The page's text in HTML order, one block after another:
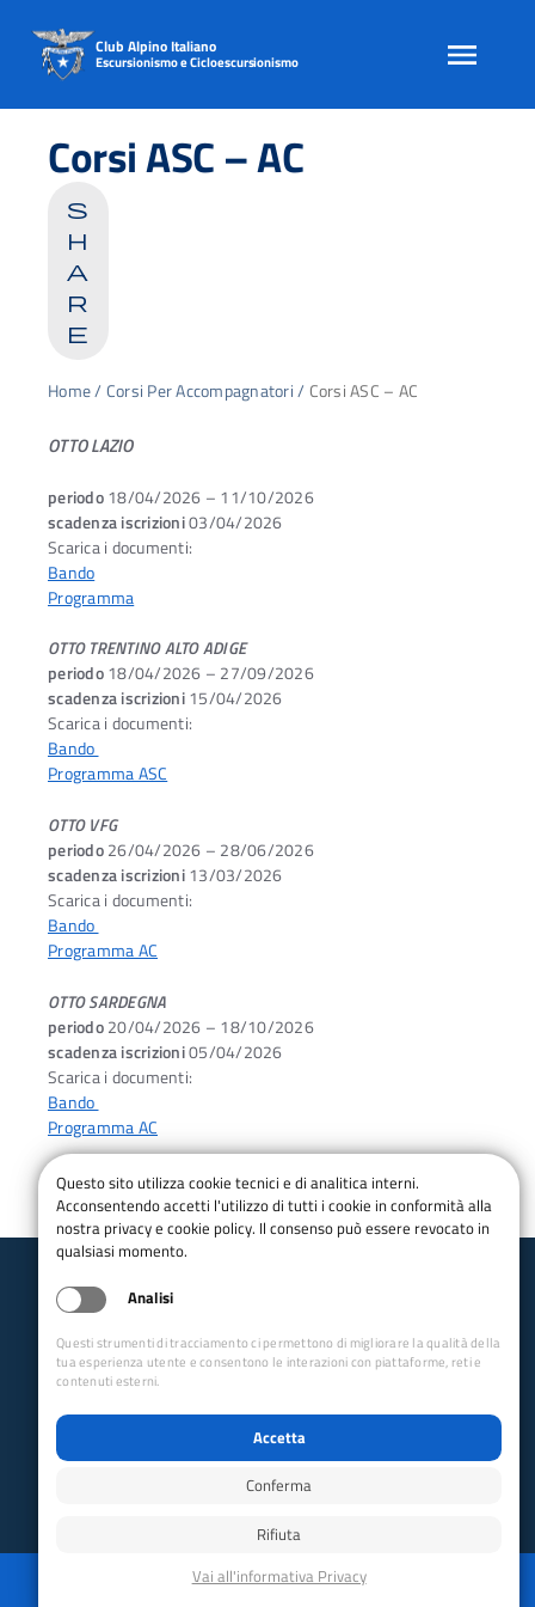
content
Club Alpino Italiano
Escursionismo e Cicloescursionismo
Corsi ASC – AC
s
h
a
r
e
Home/Corsi Per Accompagnatori/ Corsi ASC – AC
OTTO LAZIO
periodo18/04/2026 – 11/10/2026
scadenza iscrizioni03/04/2026
Scarica i documenti:
Bando
Programma
OTTO TRENTINO ALTO ADIGE
periodo18/04/2026 – 27/09/2026
scadenza iscrizioni15/04/2026
Scarica i documenti:
Bando
Programma ASC
OTTO VFG
periodo26/04/2026 – 28/06/2026
scadenza iscrizioni13/03/2026
Scarica i documenti:
Bando
Programma AC
OTTO SARDEGNA
periodo20/04/2026 – 18/10/2026
scadenza iscrizioni05/04/2026
Scarica i documenti:
Bando
Programma AC
Club Alpino Italiano
email:
Club Alpino Italiano
Accesso Soci
Mappa del sitoDisabilita animazioni
Questo sito utilizza cookie tecnici e di analitica interni.
Acconsentendo accetti l'utilizzo di tutti i cookie in conformità alla
nostra privacy e cookie policy. Il consenso può essere revocato in
qualsiasi momento.
Analisi
Questi strumenti di tracciamento ci permettono di migliorare la qualità della
tua esperienza utente e consentono le interazioni con piattaforme, reti e
contenuti esterni.
Accetta
Conferma
Rifiuta